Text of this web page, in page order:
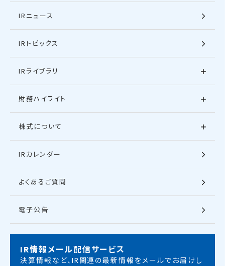
IRニュース
IRトピックス
IRライブラリ
財務ハイライト
株式について
IRカレンダー
よくあるご質問
電子公告
IR情報メール配信サービス
決算情報など、IR関連の最新情報をメールでお届けし